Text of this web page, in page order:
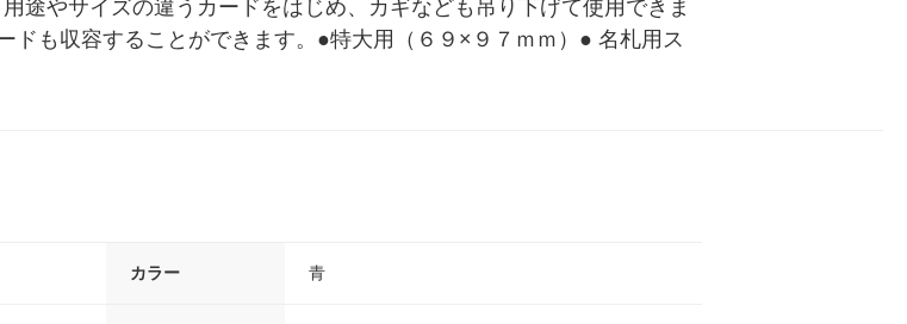
途やサイズの違うカードをはじめ、カギなども吊り下げて使用できま
ドも収容することができます。●特大用（６９×９７ｍｍ）● 名札用ス
カラー 青